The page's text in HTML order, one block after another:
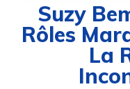
Suzy
Rôles
La